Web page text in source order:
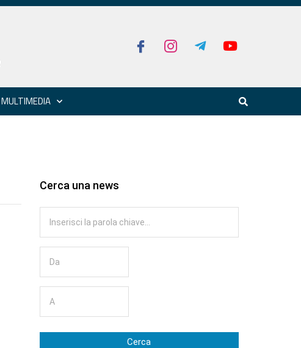
MULTIMEDIA
Cerca una news
Cerca